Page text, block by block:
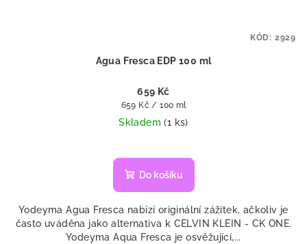
Agua Fresca EDP 100 ml
659 Kč
Měrná
cena:
659 Kč / 100 ml
Skladem(1 ks)
Do košíku
Yodeyma Agua Fresca nabízí originální zážitek, ačkoliv je
často uváděna jako alternativa k CELVIN KLEIN - CK ONE.
Yodeyma Aqua Fresca je osvěžující,...
KÓD: 2929